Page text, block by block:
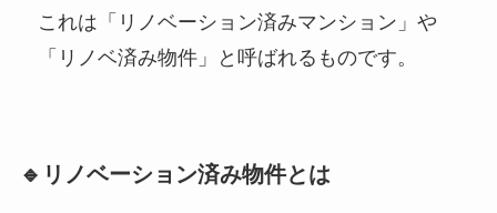
これは「リノベーション済みマンション」や
「リノベ済み物件」と呼ばれるものです。
🔹リノベーション済み物件とは